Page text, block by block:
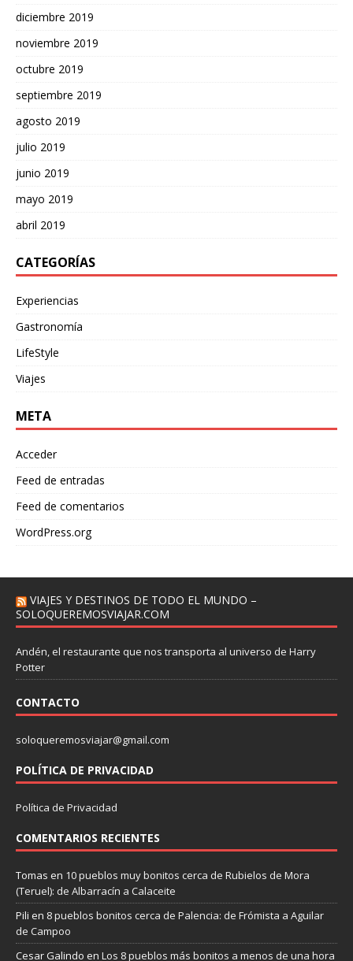
diciembre 2019
noviembre 2019
octubre 2019
septiembre 2019
agosto 2019
julio 2019
junio 2019
mayo 2019
abril 2019
CATEGORÍAS
Experiencias
Gastronomía
LifeStyle
Viajes
META
Acceder
Feed de entradas
Feed de comentarios
WordPress.org
VIAJES Y DESTINOS DE TODO EL MUNDO –
SOLOQUEREMOSVIAJAR.COM
Andén, el restaurante que nos transporta al universo de Harry
Potter
CONTACTO
soloqueremosviajar@gmail.com
POLÍTICA DE PRIVACIDAD
Política de Privacidad
COMENTARIOS RECIENTES
Tomas en 10 pueblos muy bonitos cerca de Rubielos de Mora
(Teruel): de Albarracín a Calaceite
Pili en 8 pueblos bonitos cerca de Palencia: de Frómista a Aguilar
de Campoo
Cesar Galindo en Los 8 pueblos más bonitos a menos de una hora